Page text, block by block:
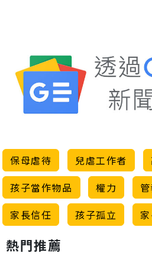
保母虐待 兒虐工作者
孩子當作物品
權力
家長信任
孩子孤立
熱門推薦